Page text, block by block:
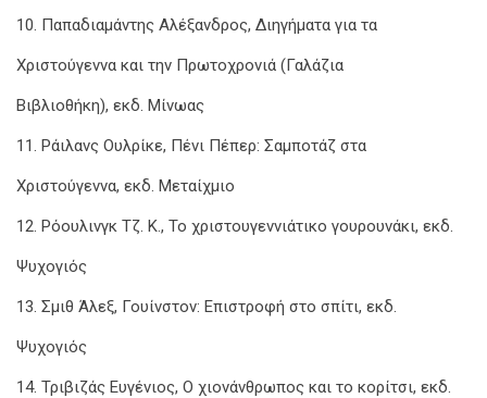
10. Παπαδιαμάντης Αλέξανδρος, Διηγήματα για τα
Χριστούγεννα και την Πρωτοχρονιά (Γαλάζια
Βιβλιοθήκη), εκδ. Μίνωας
11. Ράιλανς Ουλρίκε, Πένι Πέπερ: Σαμποτάζ στα
Χριστούγεννα, εκδ. Μεταίχμιο
12. Ρόουλινγκ Τζ. Κ., Το χριστουγεννιάτικο γουρουνάκι, εκδ.
Ψυχογιός
13. Σμιθ Άλεξ, Γουίνστον: Επιστροφή στο σπίτι, εκδ.
Ψυχογιός
14. Τριβιζάς Ευγένιος, Ο χιονάνθρωπος και το κορίτσι, εκδ.